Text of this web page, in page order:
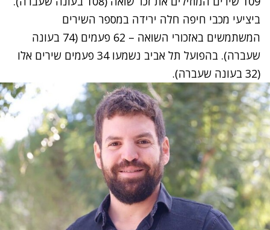
ביציעי מכבי חיפה חלה ירידה במספר השירים
המשתמשים באזכורי השואה – 62 פעמים (74 בעונה
שעברה). בהפועל תל אביב נשמעו 34 פעמים שירים אלו
(32 בעונה שעברה).